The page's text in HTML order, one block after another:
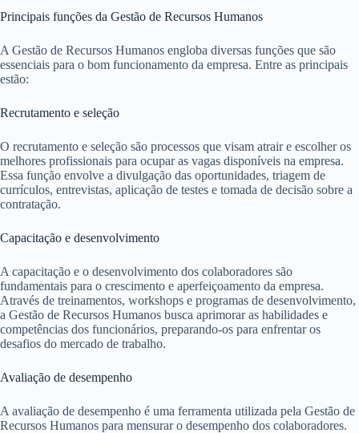
Principais funções da Gestão de Recursos Humanos
A Gestão de Recursos Humanos engloba diversas funções que são
essenciais para o bom funcionamento da empresa. Entre as principais
estão:
Recrutamento e seleção
O recrutamento e seleção são processos que visam atrair e escolher os
melhores profissionais para ocupar as vagas disponíveis na empresa.
Essa função envolve a divulgação das oportunidades, triagem de
currículos, entrevistas, aplicação de testes e tomada de decisão sobre a
contratação.
Capacitação e desenvolvimento
A capacitação e o desenvolvimento dos colaboradores são
fundamentais para o crescimento e aperfeiçoamento da empresa.
Através de treinamentos, workshops e programas de desenvolvimento,
a Gestão de Recursos Humanos busca aprimorar as habilidades e
competências dos funcionários, preparando-os para enfrentar os
desafios do mercado de trabalho.
Avaliação de desempenho
A avaliação de desempenho é uma ferramenta utilizada pela Gestão de
Recursos Humanos para mensurar o desempenho dos colaboradores.